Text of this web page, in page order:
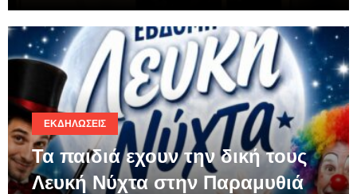
ΕΚΔΗΛΏΣΕΙΣ
Τα παιδιά εχουν την δική τους
Λευκή Νύχτα στην Παραμυθιά